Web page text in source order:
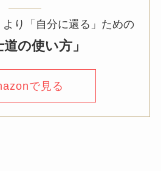
より「自分に還る」ための
道の使い方」
で見る